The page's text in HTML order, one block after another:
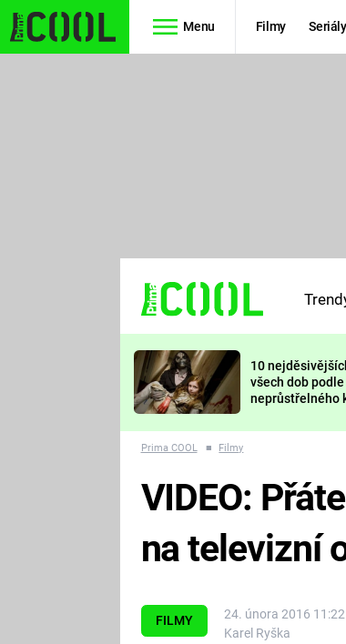
Menu Filmy Seriály
TŘESKU
FUTURAMA
10
všech dob podle
neprůstřelného
nejvíc zvednou
Prima COOL ■ Filmy
FILMY
24. února 2016 11:22
Karel Ryška
VIDEO:
na televizní